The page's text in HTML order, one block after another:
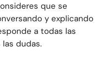
que se
y explicando
a todas las
dudas.